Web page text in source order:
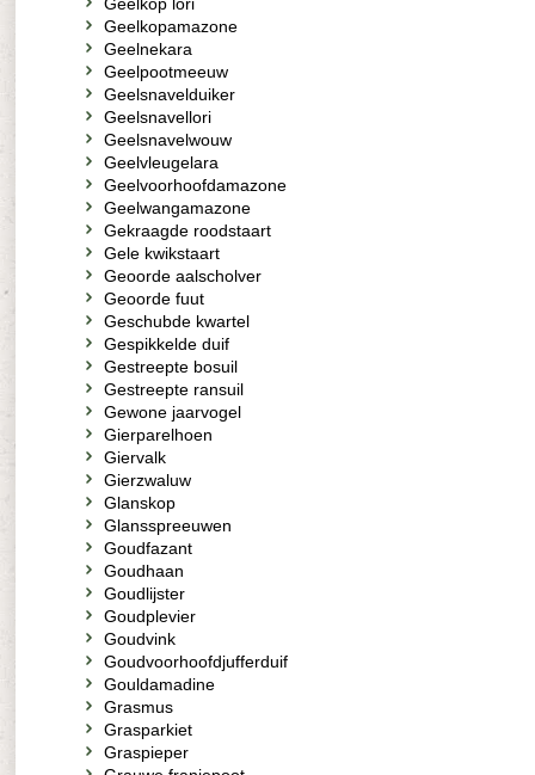
Geelkopamazone
Geelnekara
Geelpootmeeuw
Geelsnavelduiker
Geelsnavellori
Geelsnavelwouw
Geelvleugelara
Geelvoorhoofdamazone
Geelwangamazone
Gekraagde roodstaart
Gele kwikstaart
Geoorde aalscholver
Geoorde fuut
Geschubde kwartel
Gespikkelde duif
Gestreepte bosuil
Gestreepte ransuil
Gewone jaarvogel
Gierparelhoen
Giervalk
Gierzwaluw
Glanskop
Glansspreeuwen
Goudfazant
Goudhaan
Goudlijster
Goudplevier
Goudvink
Goudvoorhoofdjufferduif
Gouldamadine
Grasmus
Grasparkiet
Graspieper